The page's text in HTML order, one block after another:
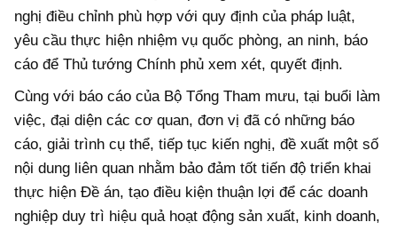
nghị điều chỉnh phù hợp với quy định của pháp luật,
yêu cầu thực hiện nhiệm vụ quốc phòng, an ninh, báo
cáo để Thủ tướng Chính phủ xem xét, quyết định.
Cùng với báo cáo của Bộ Tổng Tham mưu, tại buổi làm
việc, đại diện các cơ quan, đơn vị đã có những báo
cáo, giải trình cụ thể, tiếp tục kiến nghị, đề xuất một số
nội dung liên quan nhằm bảo đảm tốt tiến độ triển khai
thực hiện Đề án, tạo điều kiện thuận lợi để các doanh
nghiệp duy trì hiệu quả hoạt động sản xuất, kinh doanh,